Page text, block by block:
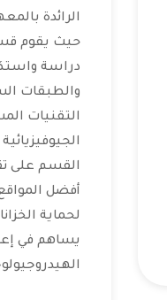
الرائدة
حيث يقوم قسم
دراسة
والطبقات
التقنيات
القسم على
أفضل
لحماية
يساهم في